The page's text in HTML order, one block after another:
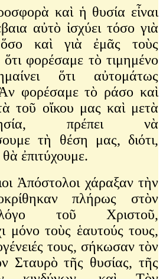
καὶ ἡ θυσία εἶναι
αὐτὸ ἰσχύει τόσο γιὰ
καὶ γιὰ ἐμᾶς τοὺς
φορέσαμε τὸ τιμημένο
ὅτι αὐτομάτως
φορέσαμε τὸ ράσο καὶ
τοῦ οἴκου μας καὶ μετὰ
πρέπει νὰ
τὴ θέση μας, διότι,
ἐπιτύχουμε.
χάραξαν τὴν
πλήρως στὸν
λόγο τοῦ Χριστοῦ,
μόνο τοὺς ἑαυτούς τους,
τους, σήκωσαν τὸν
Σταυρὸ τῆς θυσίας, τῆς